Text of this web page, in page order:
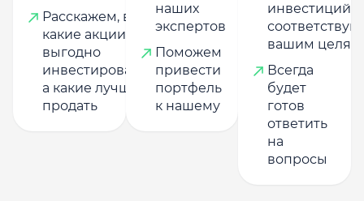
Расскажем, в
какие акции
выгодно
инвестировать,
а какие лучше
продать
наших
экспертов
Поможем
привести
портфель
к нашему
инвестиций,
вашим целям
Всегда
будет
готов
ответить
на
вопросы